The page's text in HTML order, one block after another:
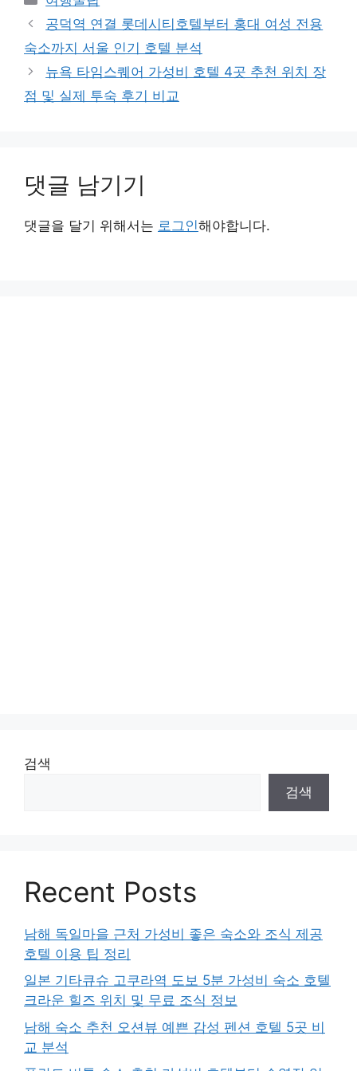
테
리
공덕역 연결 롯데시티호텔부터 홍대 여성 전용
숙소까지 서울 인기 호텔 분석
뉴욕 타임스퀘어 가성비 호텔 4곳 추천 위치 장
점 및 실제 투숙 후기 비교
댓글 남기기
댓글을 달기 위해서는 로그인해야합니다.
검색
검색
Recent Posts
남해 독일마을 근처 가성비 좋은 숙소와 조식 제공
호텔 이용 팁 정리
일본 기타큐슈 고쿠라역 도보 5분 가성비 숙소 호텔
크라운 힐즈 위치 및 무료 조식 정보
남해 숙소 추천 오션뷰 예쁜 감성 펜션 호텔 5곳 비
교 분석